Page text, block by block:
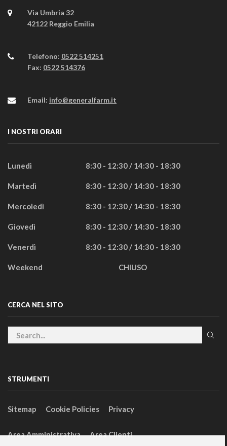
Via Umbria 32
42122 Reggio Emilia
Telefono: 0522 514251
Fax: 0522 514376
Email: info@generalfarm.it
I NOSTRI ORARI
Lunedì 8:30 - 12:30 / 14:30 - 18:30
Martedì 8:30 - 12:30 / 14:30 - 18:30
Mercoledì 8:30 - 12:30 / 14:30 - 18:30
Giovedì 8:30 - 12:30 / 14:30 - 18:30
Venerdì 8:30 - 12:30 / 14:30 - 18:30
Weekend CHIUSO
CERCA NEL SITO
STRUMENTI
Sitemap Cookie Policies Privacy
Area Amministrativa Area Clienti